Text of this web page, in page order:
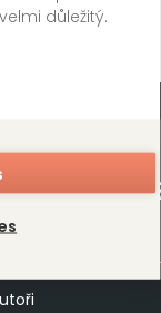
důležitý.